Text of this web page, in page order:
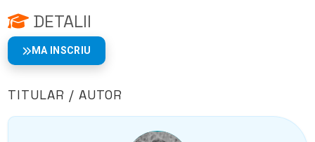
DETALII
MA INSCRIU
TITULAR / AUTOR